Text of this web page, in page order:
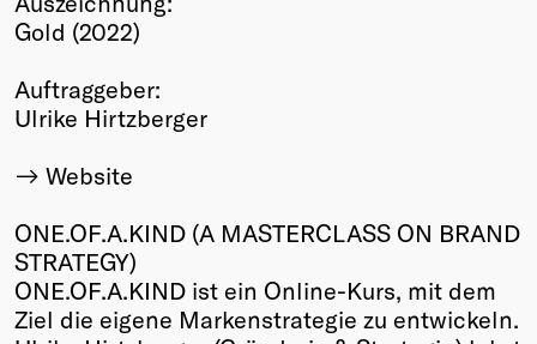
Winners
Past
Annual
Gold (2022)
Auftraggeber:
Ulrike Hirtzberger
Website
ONE.OF.A.KIND (A MASTERCLASS ON BRAND
STRATEGY)
ONE.OF.A.KIND ist ein Online-Kurs, mit dem
Ziel die eigene Markenstrategie zu entwickeln.